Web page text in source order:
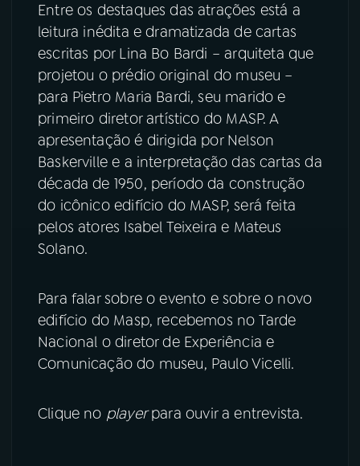
Entre os destaques das atrações está a
leitura inédita e dramatizada de cartas
escritas por Lina Bo Bardi – arquiteta que
projetou o prédio original do museu –
para Pietro Maria Bardi, seu marido e
primeiro diretor artístico do MASP. A
apresentação é dirigida por Nelson
Baskerville e a interpretação das cartas da
década de 1950, período da construção
do icônico edifício do MASP, será feita
pelos atores Isabel Teixeira e Mateus
Solano.
Para falar sobre o evento e sobre o novo
edifício do Masp, recebemos no Tarde
Nacional o diretor de Experiência e
Comunicação do museu, Paulo Vicelli.
Clique no playerpara ouvir a entrevista.